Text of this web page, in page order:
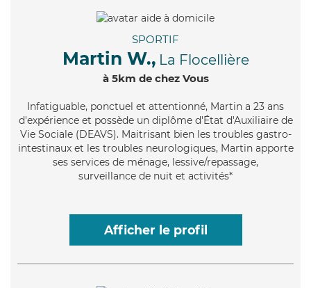
SPORTIF
Martin W., La Flocellière
à 5km de chez Vous
Infatiguable, ponctuel et attentionné, Martin a 23 ans
d'expérience et possède un diplôme d'État d'Auxiliaire de
Vie Sociale (DEAVS). Maitrisant bien les troubles gastro-
intestinaux et les troubles neurologiques, Martin apporte
ses services de ménage, lessive/repassage,
surveillance de nuit et activités*
Afficher le profil